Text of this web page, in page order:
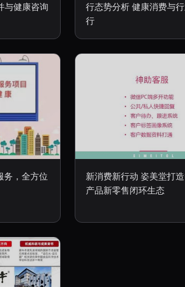
与健康咨询
行态势分析 健康消费与
行
务，全方位
新消费新行动 姿美堂打
产品新零售闭环生态